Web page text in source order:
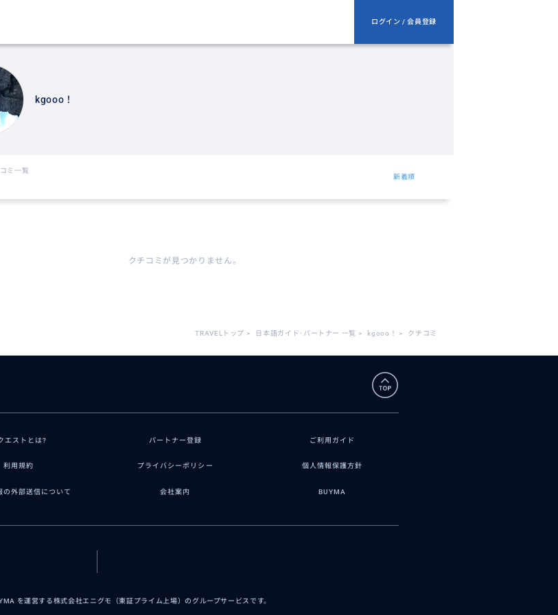
ログイン / 会員登録
kgooo！
ミ一覧
新着順
クチコミが見つかりません。
TRAVELトップ > 日本語ガイド･パートナー 一覧 > kgooo！ > クチコミ
エストとは? パートナー登録 ご利用ガイド
利用規約 プライバシーポリシー 個人情報保護方針
の外部送信について 会社案内 BUYMA
を運営する株式会社エニグモ（東証プライム上場）のグループサービスです。